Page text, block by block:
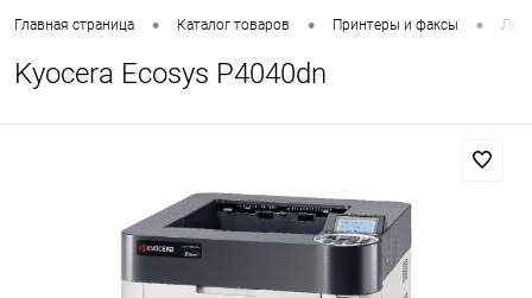
Главная страница • Каталог товаров • Принтеры и факсы •
Kyocera Ecosys P4040dn